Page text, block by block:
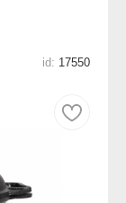
id: 17550